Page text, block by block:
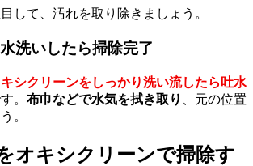
して、汚れを取り除きましょう。
洗いしたら掃除完了
シクリーンをしっかり洗い流したら吐水
。 布巾などで水気を拭き取り
、元の位置
。
オキシクリーンで掃除す